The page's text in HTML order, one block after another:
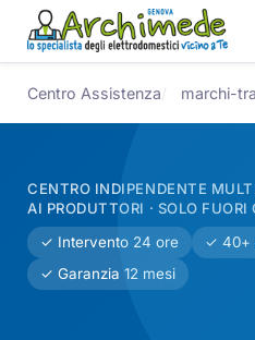
Centro Assistenza marchi-
CENTRO INDIPENDENTE
AI PRODUTTORI · SOLO FUORI
✓ Intervento 24 ore
✓ 40+
✓ Garanzia 12 mesi